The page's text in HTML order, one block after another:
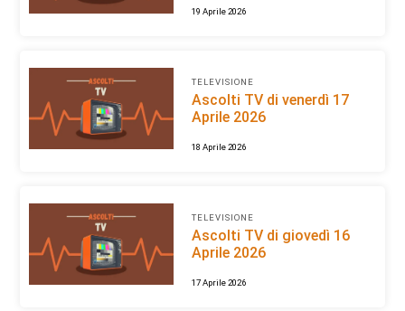
19 Aprile 2026
TELEVISIONE
Ascolti TV di venerdì 17
Aprile 2026
18 Aprile 2026
TELEVISIONE
Ascolti TV di giovedì 16
Aprile 2026
17 Aprile 2026